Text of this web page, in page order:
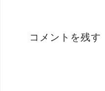
コメントを残す